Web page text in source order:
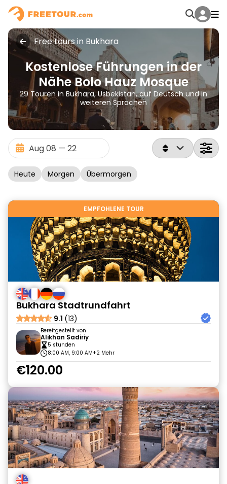
Free tours in Bukhara
Kostenlose Führungen in der
Nähe Bolo Hauz Mosque
29 Touren in Bukhara, Usbekistan, auf Deutsch und in
weiteren Sprachen
Heute Morgen Übermorgen
EMPFOHLENE TOUR
Bukhara Stadtrundfahrt
9.1 (13)
Bereitgestellt von
Alikhan Sadiriy
5 stunden
8:00 AM, 9:00 AM+2 Mehr
€120.00